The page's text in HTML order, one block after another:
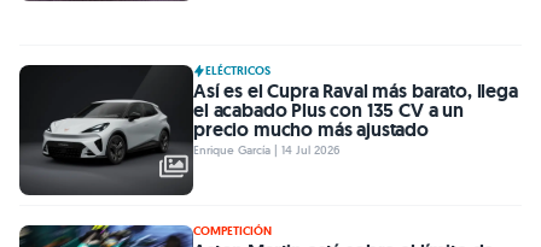
ELÉCTRICOS
Así es el Cupra Raval más barato, llega
el acabado Plus con 135 CV a un
precio mucho más ajustado
Enrique García | 14 Jul 2026
COMPETICIÓN